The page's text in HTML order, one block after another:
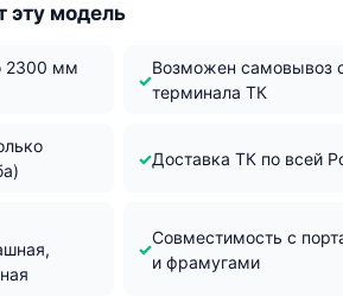
эту модель
2300 мм
Возможен самовывоз
терминала ТК
Доставка ТК по всей
Совместимость с
и фрамугами